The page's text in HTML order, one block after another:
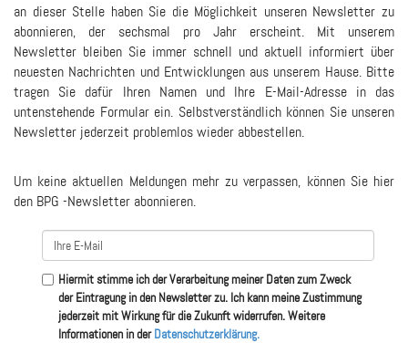
an dieser Stelle haben Sie die Möglichkeit unseren Newsletter zu
abonnieren, der sechsmal pro Jahr erscheint. Mit unserem
Newsletter bleiben Sie immer schnell und aktuell informiert über
neuesten Nachrichten und Entwicklungen aus unserem Hause. Bitte
tragen Sie dafür Ihren Namen und Ihre E-Mail-Adresse in das
untenstehende Formular ein. Selbstverständlich können Sie unseren
Newsletter jederzeit problemlos wieder abbestellen.
Um keine aktuellen Meldungen mehr zu verpassen, können Sie hier
den BPG -Newsletter abonnieren.
Hiermit stimme ich der Verarbeitung meiner Daten zum Zweck
der Eintragung in den Newsletter zu. Ich kann meine Zustimmung
jederzeit mit Wirkung für die Zukunft widerrufen. Weitere
Informationen in derDatenschutzerklärung.